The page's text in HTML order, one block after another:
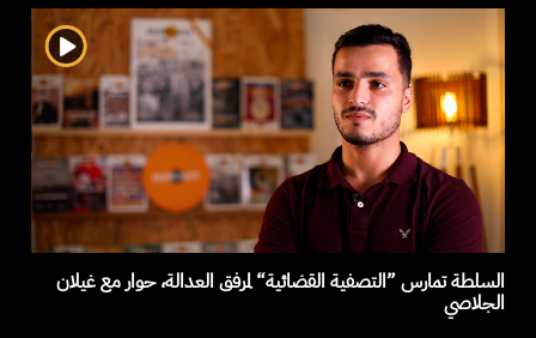
السلطة تمارس ”التصفية القضائية“ لمرفق العدالة، حوار مع غيلان
الجلاصي